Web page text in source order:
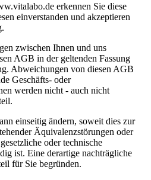
erkennen Sie diese
einverstanden und akzeptieren
zwischen Ihnen und uns
AGB in der geltenden Fassung
Abweichungen von diesen AGB
Geschäfts- oder
werden nicht - auch nicht
einseitig ändern, soweit dies zur
Äquivalenzstörungen oder
oder technische
ist. Eine derartige nachträgliche
für Sie begründen.